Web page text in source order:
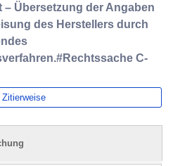
– Übersetzung der Angaben
des Herstellers durch
C-
Zitierweise